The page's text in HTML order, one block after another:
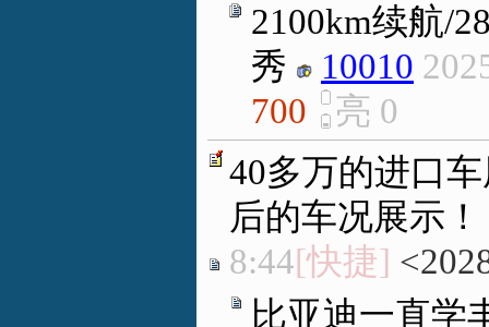
2100km续航/
秀
10010
700
亮 0
40多万的进口
后的车况展示！
8:44[快捷]
比亚迪一直学